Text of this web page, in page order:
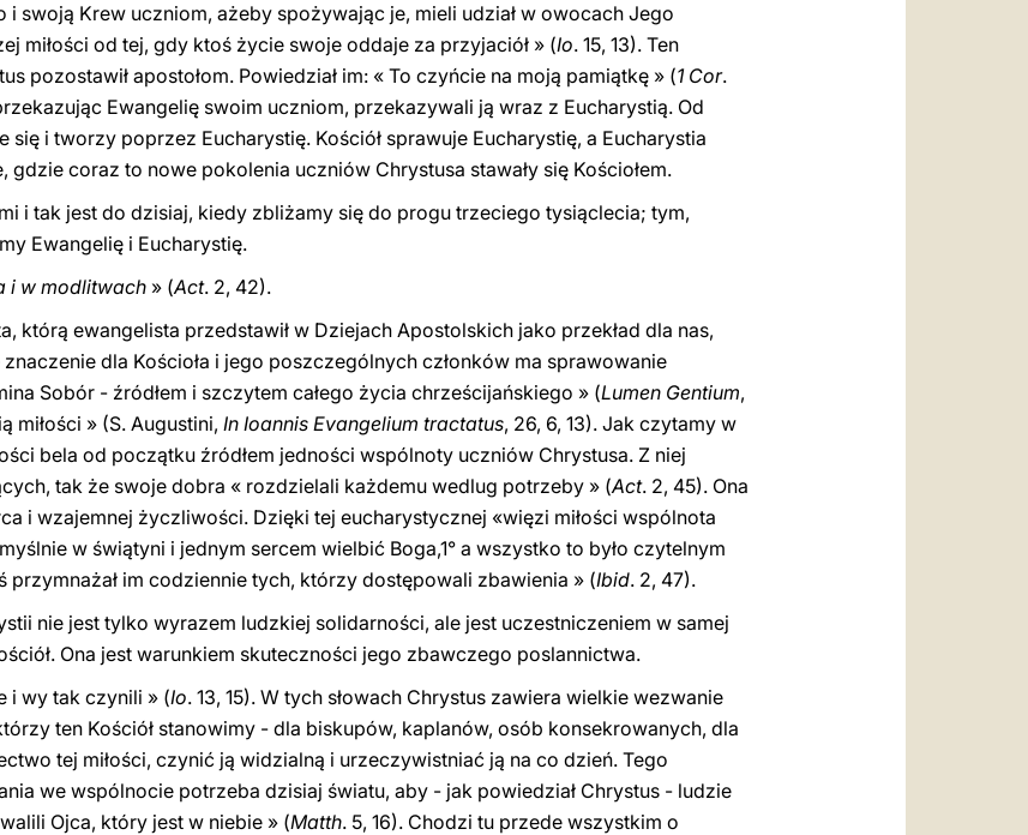
i swoją Krew uczniom, ażeby spożywając je, mieli udział w owocach Jego
miłości od tej, gdy ktoś życie swoje oddaje za przyjaciół » (Io. 15, 13). Ten
pozostawił apostołom. Powiedział im: « To czyńcie na moją pamiątkę » (1 Cor.
Ewangelię swoim uczniom, przekazywali ją wraz z Eucharystią. Od
się i tworzy poprzez Eucharystię. Kościół sprawuje Eucharystię, a Eucharystia
gdzie coraz to nowe pokolenia uczniów Chrystusa stawały się Kościołem.
i tak jest do dzisiaj, kiedy zbliżamy się do progu trzeciego tysiąclecia; tym,
Ewangelię i Eucharystię.
i w modlitwach » (Act. 2, 42).
którą ewangelista przedstawił w Dziejach Apostolskich jako przekład dla nas,
znaczenie dla Kościoła i jego poszczególnych członków ma sprawowanie
Sobór - źródłem i szczytem całego życia chrześcijańskiego » (Lumen Gentium,
miłości » (S. Augustini, In Ioannis Evangelium tractatus, 26, 6, 13). Jak czytamy w
bela od początku źródłem jedności wspólnoty uczniów Chrystusa. Z niej
tak że swoje dobra « rozdzielali każdemu wedlug potrzeby » (Act. 2, 45). Ona
i wzajemnej życzliwości. Dzięki tej eucharystycznej «więzi miłości wspólnota
w świątyni i jednym sercem wielbić Boga,1° a wszystko to było czytelnym
przymnażał im codziennie tych, którzy dostępowali zbawienia » (Ibid. 2, 47).
nie jest tylko wyrazem ludzkiej solidarności, ale jest uczestniczeniem w samej
Ona jest warunkiem skuteczności jego zbawczego poslannictwa.
i wy tak czynili » (Io. 13, 15). W tych słowach Chrystus zawiera wielkie wezwanie
ten Kościół stanowimy - dla biskupów, kaplanów, osób konsekrowanych, dla
tej miłości, czynić ją widzialną i urzeczywistniać ją na co dzień. Tego
we wspólnocie potrzeba dzisiaj światu, aby - jak powiedział Chrystus - ludzie
Ojca, który jest w niebie » (Matth. 5, 16). Chodzi tu przede wszystkim o